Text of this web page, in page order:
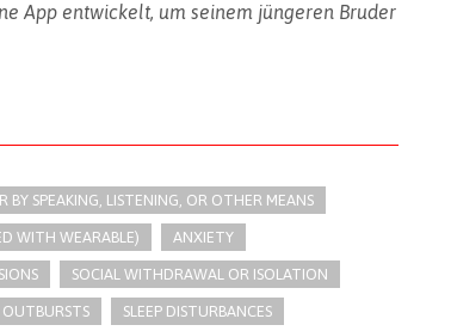
App entwickelt, um seinem jüngeren Bruder
SPEAKING, LISTENING, OR OTHER MEANS
WITH WEARABLE) ANXIETY
SOCIAL WITHDRAWAL OR ISOLATION
SLEEP DISTURBANCES